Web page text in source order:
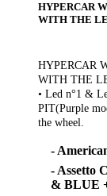
HYPERCAR
WITH THE
HYPERCAR
WITH THE
• Led n°1 &
PIT(Purple
the wheel.
-
- Assetto
& BLUE